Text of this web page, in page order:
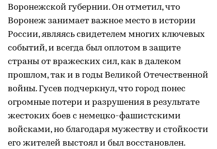
Воронежской губернии. Он отметил, что
Воронеж занимает важное место в истории
России, являясь свидетелем многих ключевых
событий, и всегда был оплотом в защите
страны от вражеских сил, как в далеком
прошлом, так и в годы Великой Отечественной
войны. Гусев подчеркнул, что город понес
огромные потери и разрушения в результате
жестоких боев с немецко-фашистскими
войсками, но благодаря мужеству и стойкости
его жителей выстоял и был восстановлен.